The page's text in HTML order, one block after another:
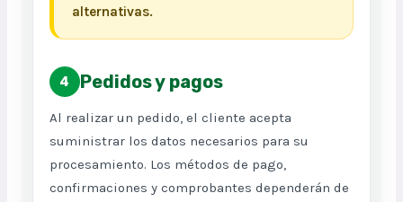
alternativas.
4 Pedidos y pagos
Al realizar un pedido, el cliente acepta
suministrar los datos necesarios para su
procesamiento. Los métodos de pago,
confirmaciones y comprobantes dependerán de